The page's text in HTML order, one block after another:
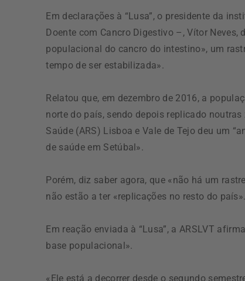
Em declarações à “Lusa”, o presidente da
Doente com Cancro Digestivo –, Vítor
populacional do cancro do intestino», um
tempo de ser estabilizada».
Relatou que, em dezembro de 2016, a
norte do país, sendo depois replicado
Saúde (ARS) Lisboa e Vale de Tejo deu um
de saúde em Setúbal».
Porém, diz saber agora, que «não há um
não estão a ter «replicações no resto do país».
Em reação enviada à “Lusa”, a ARSLVT
base populacional».
«Ele está a decorrer desde o segundo